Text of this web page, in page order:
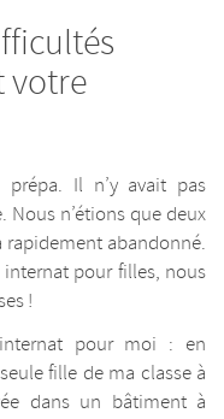
votre
Il n’y avait pas
Nous n’étions que deux
rapidement abandonné.
internat pour filles, nous
!
pour moi : en
fille de ma classe à
dans un bâtiment à